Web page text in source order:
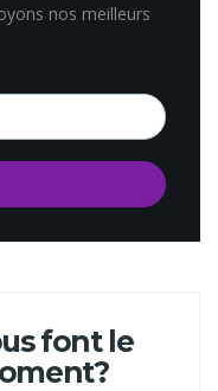
nos meilleurs
font le